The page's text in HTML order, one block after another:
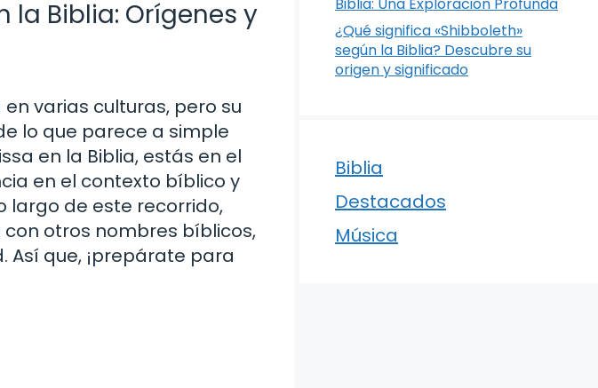
la Biblia: Orígenes y
varias culturas, pero su
lo que parece a simple
en la Biblia, estás en el
en el contexto bíblico y
largo de este recorrido,
otros nombres bíblicos,
que, ¡prepárate para
¿Qué significa «Shibboleth»
según la Biblia? Descubre su
origen y significado
Biblia
Destacados
Música